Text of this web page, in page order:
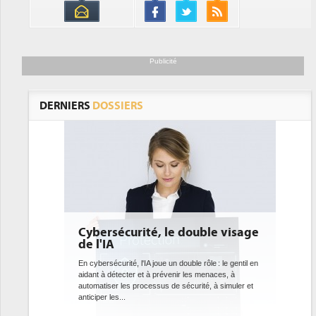
Publicité
DERNIERS DOSSIERS
le double visage
l'IA joue un double rôle : le gentil en
et à prévenir les menaces, à
de sécurité, à simuler et
DEE: l'efficacité
bientôt une obligation
datacenters
Des datacenters plus durables et plus
ce que recherchent les pouvoirs publics